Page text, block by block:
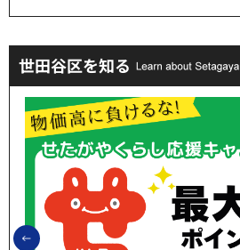
世田谷区を知る
前のスライドを表示